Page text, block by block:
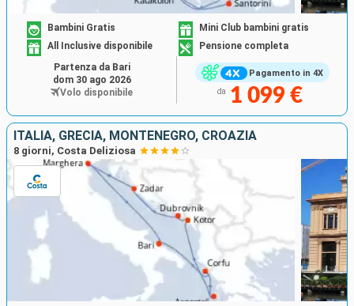
Pagamento in 4X
Bambini Gratis
Mini Club bambini gratis
All Inclusive disponibile
Pensione completa
da 1 099 €
Partenza da Bari
dom 30 ago 2026
Volo disponibile
ITALIA, GRECIA, MONTENEGRO, CROAZIA
8 giorni, Costa Deliziosa